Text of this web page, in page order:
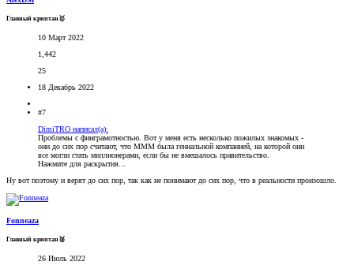
Главный криптан🥇
10 Март 2022
1,442
25
18 Декабрь 2022
#7
DimiTRO написал(а):
Проблемы с финграмотностью. Вот у меня есть несколько пожилых знакомых -
они до сих пор считают, что МММ была гениальной компанией, на которой они
все могли стать миллионерами, если бы не вмешалось правительство.
Нажмите для раскрытия...
Ну вот поэтому и верят до сих пор, так как не понимают до сих пор, что в реальности произошло.
Fonneaza
Главный криптан🥈
26 Июль 2022